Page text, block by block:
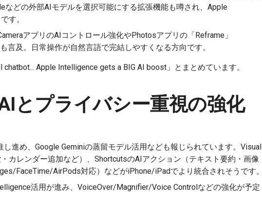
などの外部AIモデルを選択可能にする拡張機能も噂され、Apple
す。
アプリのAIコントロール強化やPhotosアプリの「Reframe」
言及。日常操作が自然言語で完結しやすくなる方向です。
Apple Intelligence gets a BIG AI boost」とまとめています。
とプライバシー重視の強化
進め、Google Geminiの蒸留モデル活用なども報じられています。Visual
カレンダー追加など）、ShortcutsのAIアクション（テキスト要約・画像
FaceTime/AirPods対応）などがiPhone/iPadでより統合されそうです。
活用が進み、VoiceOver/Magnifier/Voice Controlなどの強化が予定